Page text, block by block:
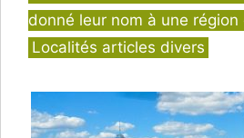
donné leur nom à une région
Localités articles divers